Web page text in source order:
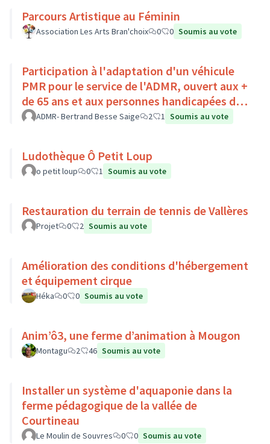
Parcours Artistique au Féminin
Association Les Arts Bran'choix 0 0 Soumis au vote
Participation à l'adaptation d'un véhicule
PMR pour le service de l'ADMR, ouvert aux +
de 65 ans et aux personnes handicapées du
Pays Loire-Touraine.
ADMR- Bertrand Besse Saige 2 1 Soumis au vote
Ludothèque Ô Petit Loup
o petit loup 0 1 Soumis au vote
Restauration du terrain de tennis de Vallères
Projet 0 2 Soumis au vote
Amélioration des conditions d'hébergement
et équipement cirque
Héka 0 0 Soumis au vote
Anim’ô3, une ferme d’animation à Mougon
Montagu 2 46 Soumis au vote
Installer un système d'aquaponie dans la
ferme pédagogique de la vallée de
Courtineau
Le Moulin de Souvres 0 0 Soumis au vote